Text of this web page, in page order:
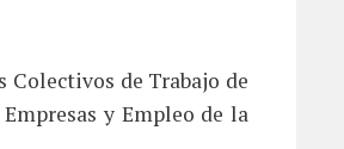
Colectivos de Trabajo de
y Empleo de la